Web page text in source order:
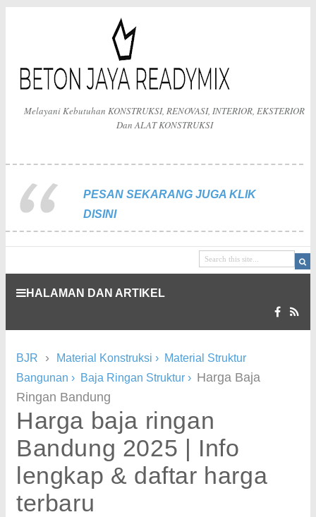
Melayani Kebutuhan KONSTRUKSI, RENOVASI, INTERIOR, EKSTERIOR
Dan ALAT KONSTRUKSI
PESAN SEKARANG JUGA KLIK
DISINI
HALAMAN DAN ARTIKEL
BJR › Material Konstruksi › Material Struktur
Bangunan › Baja Ringan Struktur › Harga Baja
Ringan Bandung
Harga baja ringan
Bandung 2025 | Info
lengkap & daftar harga
terbaru